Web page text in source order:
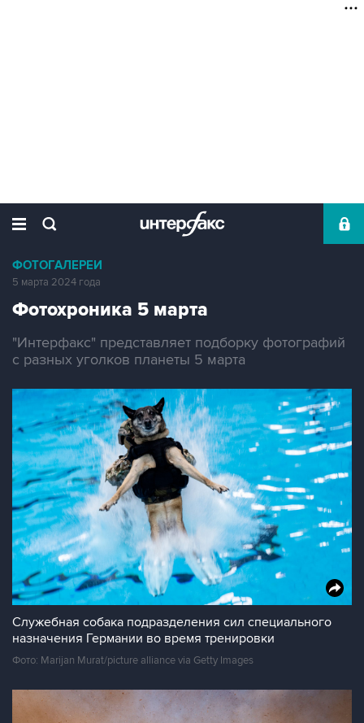
ФОТОГАЛЕРЕИ
5 марта 2024 года
Фотохроника 5 марта
"Интерфакс" представляет подборку фотографий
с разных уголков планеты 5 марта
Служебная собака подразделения сил специального
назначения Германии во время тренировки
Фото: Marijan Murat/picture alliance via Getty Images